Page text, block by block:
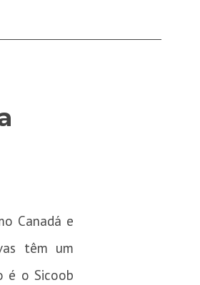
Canadá e
têm um
é o Sicoob